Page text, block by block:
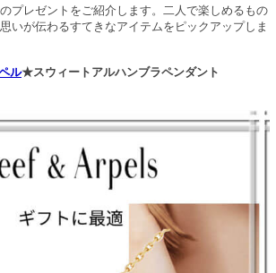
プレゼントをご紹介します。二人で楽しめるもの
いが伝わるすてきなアイテムをピックアップしま
ル★スウィートアルハンブラペンダント